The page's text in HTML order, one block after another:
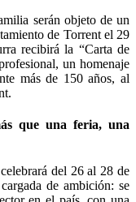
serán objeto de un
de Torrent el 29
recibirá la “Carta de
un homenaje
más de 150 años, al
que una feria, una
del 26 al 28 de
de ambición: se